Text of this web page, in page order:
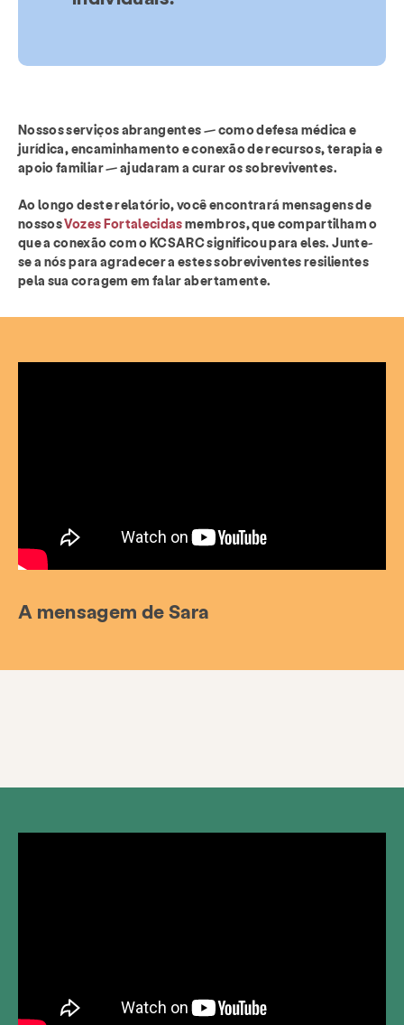
Nossos serviços abrangentes — como defesa médica e
jurídica, encaminhamento e conexão de recursos, terapia e
apoio familiar — ajudaram a curar os sobreviventes.
Ao longo deste relatório, você encontrará mensagens de
nossosVozes Fortalecidasmembros, que compartilham o
que a conexão com o KCSARC significou para eles. Junte-
se a nós para agradecer a estes sobreviventes resilientes
pela sua coragem em falar abertamente.
A mensagem de Sara